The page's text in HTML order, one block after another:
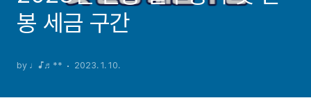
봉 세금 구간
by ♩♪♬** 2023. 1. 10.